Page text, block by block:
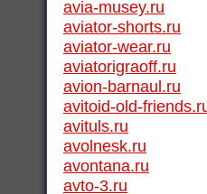
avia-musey.ru
aviator-shorts.ru
aviator-wear.ru
aviatorigraoff.ru
avion-barnaul.ru
avitoid-old-
avituls.ru
avolnesk.ru
avontana.ru
avto-3.ru